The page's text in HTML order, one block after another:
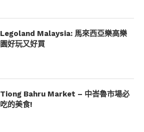
Legoland Malaysia: 馬來西亞樂高樂
園好玩又好買
Tiong Bahru Market – 中峇魯市場必
吃的美食!